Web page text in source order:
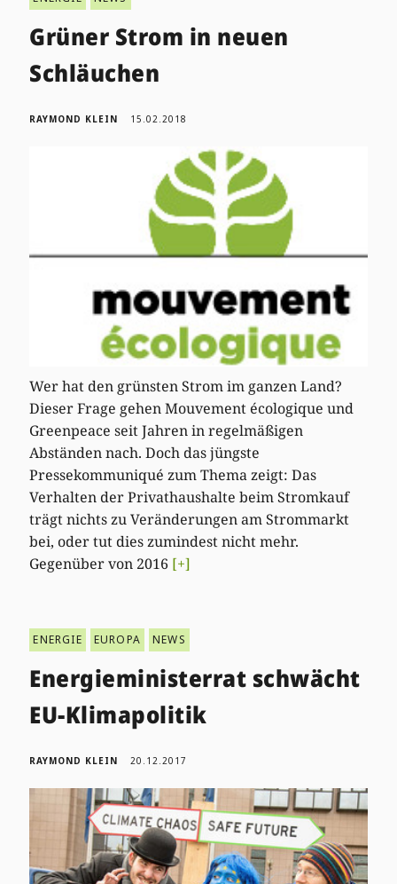
Grüner Strom in neuen
Schläuchen
RAYMOND KLEIN 15.02.2018
Wer hat den grünsten Strom im ganzen Land?
Dieser Frage gehen Mouvement écologique und
Greenpeace seit Jahren in regelmäßigen
Abständen nach. Doch das jüngste
Pressekommuniqué zum Thema zeigt: Das
Verhalten der Privathaushalte beim Stromkauf
trägt nichts zu Veränderungen am Strommarkt
bei, oder tut dies zumindest nicht mehr.
Gegenüber von 2016 [+]
ENERGIE EUROPA NEWS
Energieministerrat schwächt
EU-Klimapolitik
RAYMOND KLEIN 20.12.2017